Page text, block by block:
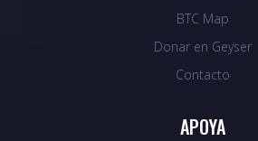
BTC Map
Donar en Geyser
Contacto
APOYA